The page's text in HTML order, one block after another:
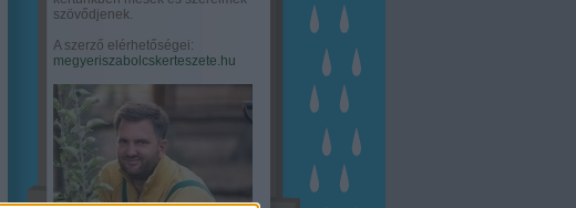
szövődjenek.
A szerző elérhetőségei:
megyeriszabolcskerteszete.hu